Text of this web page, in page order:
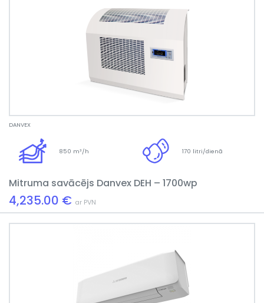
DANVEX
170 litri/dienā
850 m³/h
Mitruma savācējs Danvex DEH – 1700wp
4,235.00 € ar PVN